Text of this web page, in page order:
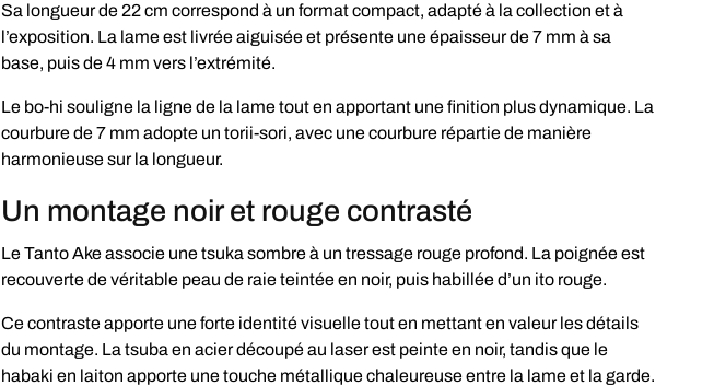
Sa longueur de 22 cm correspond à un format compact, adapté à la collection et à
l’exposition. La lame est livrée aiguisée et présente une épaisseur de 7 mm à sa
base, puis de 4 mm vers l’extrémité.
Le bo-hi souligne la ligne de la lame tout en apportant une finition plus dynamique. La
courbure de 7 mm adopte un torii-sori, avec une courbure répartie de manière
harmonieuse sur la longueur.
Un montage noir et rouge contrasté
Le Tanto Ake associe une tsuka sombre à un tressage rouge profond. La poignée est
recouverte de véritable peau de raie teintée en noir, puis habillée d’un ito rouge.
Ce contraste apporte une forte identité visuelle tout en mettant en valeur les détails
du montage. La tsuba en acier découpé au laser est peinte en noir, tandis que le
habaki en laiton apporte une touche métallique chaleureuse entre la lame et la garde.